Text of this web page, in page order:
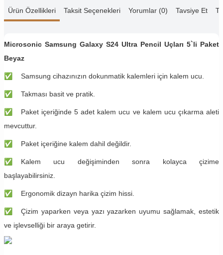
Ürün Özellikleri Taksit Seçenekleri Yorumlar (0) Tavsiye Et
Microsonic Samsung Galaxy S24 Ultra Pencil Uçları 5`li Paket
Beyaz
✅ ​​​Samsung cihazınızın dokunmatik kalemleri için kalem ucu.
✅ ​​​Takması basit ve pratik.
✅ ​​​Paket içeriğinde 5 adet kalem ucu ve kalem ucu çıkarma aleti
mevcuttur.
✅ Paket içeriğine kalem dahil değildir.
✅ ​​​Kalem ucu değişiminden sonra kolayca çizime
başlayabilirsiniz.
✅ ​​​Ergonomik dizayn harika çizim hissi.
✅ ​​​Çizim yaparken veya yazı yazarken uyumu sağlamak, estetik
ve işlevselliği bir araya getirir.